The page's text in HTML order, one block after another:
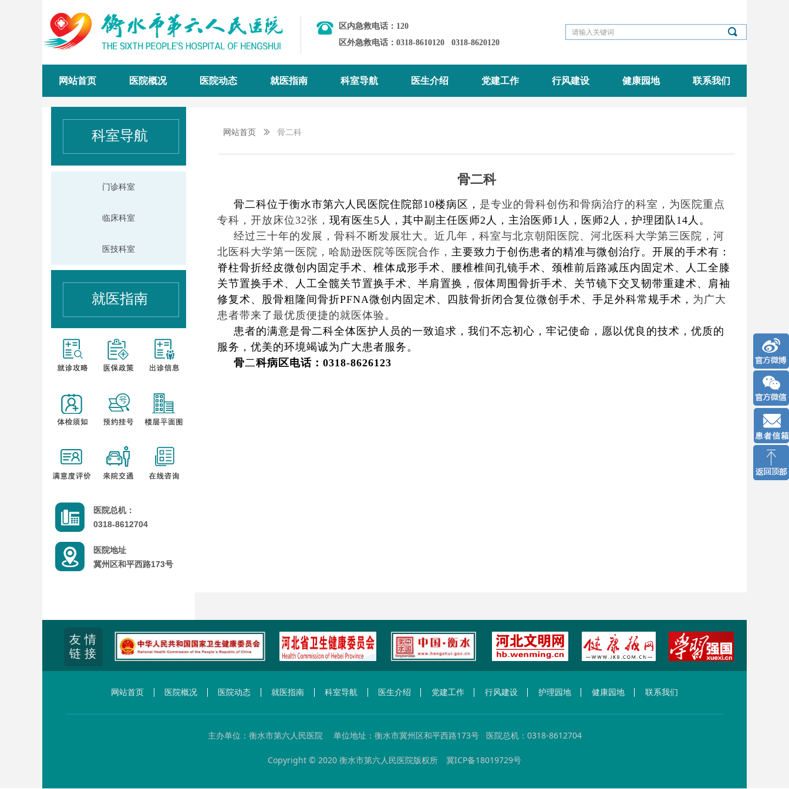
网站首页 医院概况 医院动态 就医指南 科室导航 医生介绍 党建工作 行风建设 健康园地 联系我们
区内急救电话：120
区外急救电话：0318-8610120 0318-8620120
끠
网站首页 ꅀ 骨二科
骨二科
骨二科位于衡水市第六人民医院住院部10楼病区， 是专业的骨科创伤和骨病治疗的科室，为医院重点
专科，开放床位32张， 现有医生5人，其中副主任医师2人，主治医师1人，医师2人，护理团队14人。
经过三十年的发展，骨科不断发展壮大。近几年，科室与北京朝阳医院、河北医科大学第三医院，河
北医科大学第一医院，哈励逊医院等医院合作， 主要致力于创伤患者的精准与微创治疗。开展的手术有：
脊柱骨折经皮微创内固定手术、椎体成形手术、腰椎椎间孔镜手术、颈椎前后路减压内固定术、人工全膝
关节置换手术、人工全髋关节置换手术、半肩置换，假体周围骨折手术、关节镜下交叉韧带重建术、肩袖
修复术、股骨粗隆间骨折PFNA微创内固定术、四肢骨折闭合复位微创手术、手足外科常规手术， 为广大
患者带来了最优质便捷的就医体验。
患者的满意是骨二科全体医护人员的一致追求，我们不忘初心，牢记使命，愿以优良的技术，优质的
服务，优美的环境竭诚为广大患者服务。
骨二科病区电话：0318-8626123
科室导航
门诊科室
临床科室
医技科室
就医指南
医院地址
冀州区和平西路173号
医院总机：
0318-8612704
网站首页 医院概况 医院动态 就医指南 科室导航 医生介绍 党建工作 行风建设 护理园地 健康园地 联系我们
主办单位：衡水市第六人民医院 单位地址：衡水市冀州区和平西路173号 医院总机：0318-8612704
Copyright © 2020 衡水市第六人民医院版权所 冀ICP备18019729号
友 情
链 接